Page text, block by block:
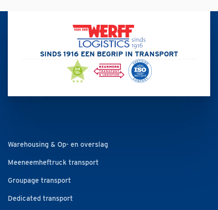
SINDS 1916 EEN BEGRIP IN TRANSPORT
Warehousing & Op- en overslag
Meeneemheftruck transport
Groupage transport
Dedicated transport